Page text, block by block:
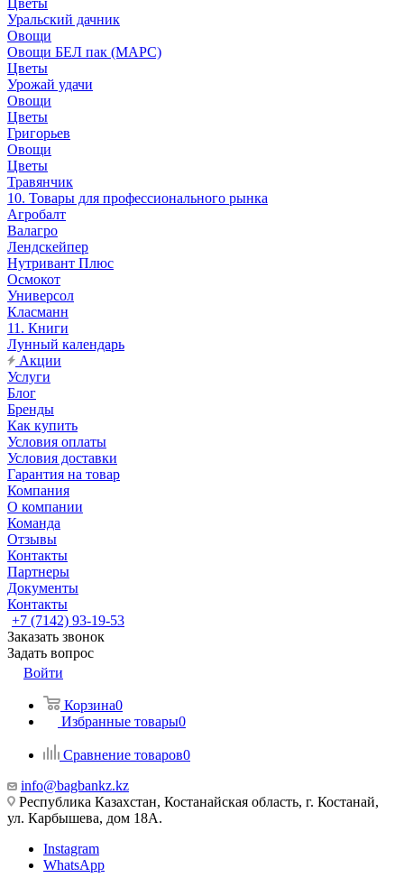
Цветы
Уральский дачник
Овощи
Овощи БЕЛ пак (МАРС)
Цветы
Урожай удачи
Овощи
Цветы
Григорьев
Овощи
Цветы
Травянчик
10. Товары для профессионального рынка
Агробалт
Валагро
Лендскейпер
Нутривант Плюс
Осмокот
Универсол
Класманн
11. Книги
Лунный календарь
Акции
Услуги
Блог
Бренды
Как купить
Условия оплаты
Условия доставки
Гарантия на товар
Компания
О компании
Команда
Отзывы
Контакты
Партнеры
Документы
Контакты
+7 (7142) 93-19-53
Заказать звонок
Задать вопрос
Войти
Корзина0
Избранные товары0
Сравнение товаров0
info@bagbankz.kz
Республика Казахстан, Костанайская область, г. Костанай,
ул. Карбышева, дом 18А.
Instagram
WhatsApp